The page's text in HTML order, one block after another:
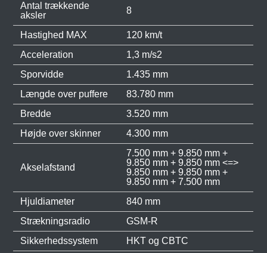
Antal trækkende
aksler
8
Hastighed MAX
120 km/t
Acceleration
1,3 m/s2
Sporvidde
1.435 mm
Længde over puffere
83.780 mm
Bredde
3.520 mm
Højde over skinner
4.300 mm
Akselafstand
7.500 mm + 9.850 mm +
9.850 mm + 9.850 mm <=>
9.850 mm + 9.850 mm +
9.850 mm + 7.500 mm
Hjuldiameter
840 mm
Strækningsradio
GSM-R
Sikkerhedssystem
HKT og CBTC